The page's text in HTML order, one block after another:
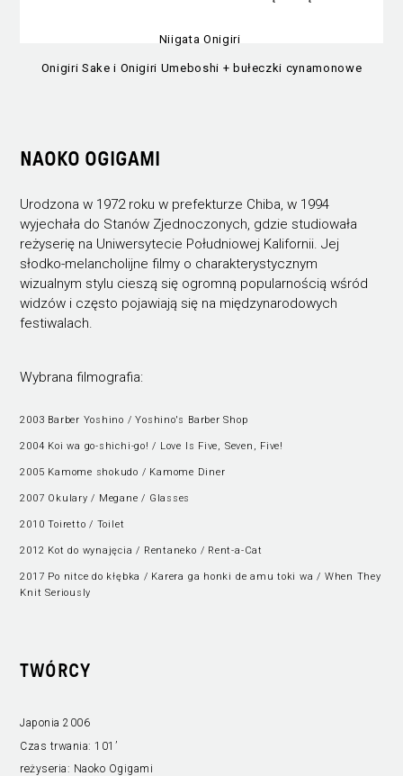
TWÓRCY
Japonia 2006
Czas trwania: 101’
reżyseria: Naoko Ogigami
Niigata Onigiri
Onigiri Sake i Onigiri Umeboshi + bułeczki cynamonowe
NAOKO OGIGAMI
Urodzona w 1972 roku w prefekturze Chiba, w 1994
wyjechała do Stanów Zjednoczonych, gdzie studiowała
reżyserię na Uniwersytecie Południowej Kalifornii. Jej
słodko-melancholijne filmy o charakterystycznym
wizualnym stylu cieszą się ogromną popularnością wśród
widzów i często pojawiają się na międzynarodowych
festiwalach.
Wybrana filmografia:
2003 Barber Yoshino / Yoshino's Barber Shop
2004 Koi wa go-shichi-go! / Love Is Five, Seven, Five!
2005 Kamome shokudo / Kamome Diner
2007 Okulary / Megane / Glasses
2010 Toiretto / Toilet
2012 Kot do wynajęcia / Rentaneko / Rent-a-Cat
2017 Po nitce do kłębka / Karera ga honki de amu toki wa / When They
Knit Seriously